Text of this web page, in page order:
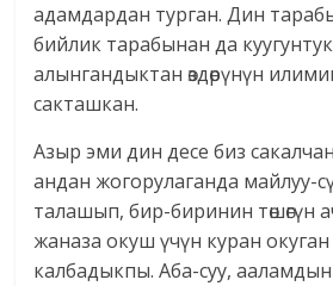
адамдардан турган. Дин
бийлик тарабынан да
алынгандыктан өздөрүнүн
сакташкан.
Азыр эми дин десе биз
андан жогорулаганда майлуу-
талашып, бир-биринин төшөгүн
жаназа окуш үчүн куран
калбадыкпы. Аба-суу,